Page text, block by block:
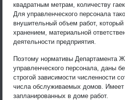
квадратным метрам, количеству
Для управленческого персонала
внушительный объем работ,
хранением, материальной
деятельности предприятия.
Поэтому нормативы Департамента
управленческого персонала, даны
строгой зависимости численности
числа обслуживаемых домов.
запланированных в доме работ.